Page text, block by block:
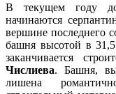
В текущем году
начинаются
вершине последнего
башня высотой в
заканчивается
Числиева. Башня,
лишена